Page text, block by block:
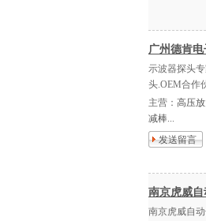
广州德肯电
示波器探头
头.OEM合作
主营： 高压
减棒...
发送留言
南京虎威自
南京虎威自